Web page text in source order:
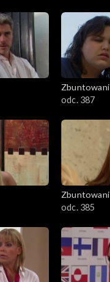
Zbuntowani
odc. 387
Zbuntowani
odc. 385